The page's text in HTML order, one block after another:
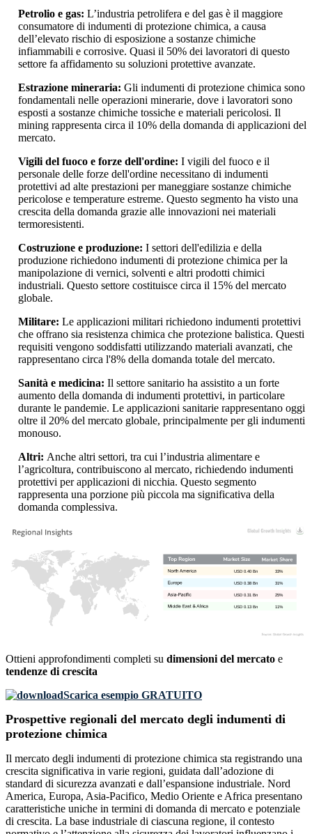
Petrolio e gas: L’industria petrolifera e del gas è il maggiore
consumatore di indumenti di protezione chimica, a causa
dell’elevato rischio di esposizione a sostanze chimiche
infiammabili e corrosive. Quasi il 50% dei lavoratori di questo
settore fa affidamento su soluzioni protettive avanzate.
Estrazione mineraria: Gli indumenti di protezione chimica sono
fondamentali nelle operazioni minerarie, dove i lavoratori sono
esposti a sostanze chimiche tossiche e materiali pericolosi. Il
mining rappresenta circa il 10% della domanda di applicazioni del
mercato.
Vigili del fuoco e forze dell'ordine: I vigili del fuoco e il
personale delle forze dell'ordine necessitano di indumenti
protettivi ad alte prestazioni per maneggiare sostanze chimiche
pericolose e temperature estreme. Questo segmento ha visto una
crescita della domanda grazie alle innovazioni nei materiali
termoresistenti.
Costruzione e produzione: I settori dell'edilizia e della
produzione richiedono indumenti di protezione chimica per la
manipolazione di vernici, solventi e altri prodotti chimici
industriali. Questo settore costituisce circa il 15% del mercato
globale.
Militare: Le applicazioni militari richiedono indumenti protettivi
che offrano sia resistenza chimica che protezione balistica. Questi
requisiti vengono soddisfatti utilizzando materiali avanzati, che
rappresentano circa l'8% della domanda totale del mercato.
Sanità e medicina: Il settore sanitario ha assistito a un forte
aumento della domanda di indumenti protettivi, in particolare
durante le pandemie. Le applicazioni sanitarie rappresentano oggi
oltre il 20% del mercato globale, principalmente per gli indumenti
monouso.
Altri: Anche altri settori, tra cui l’industria alimentare e
l’agricoltura, contribuiscono al mercato, richiedendo indumenti
protettivi per applicazioni di nicchia. Questo segmento
rappresenta una porzione più piccola ma significativa della
domanda complessiva.
11%
USD 0.13 Bn
25%
USD 0.31 Bn
31%
USD 0.38 Bn
33%
USD 0.40 Bn
Ottieni approfondimenti completi su dimensioni del mercato e
tendenze di crescita
Scarica esempio GRATUITO
Prospettive regionali del mercato degli indumenti di
protezione chimica
Il mercato degli indumenti di protezione chimica sta registrando una
crescita significativa in varie regioni, guidata dall’adozione di
standard di sicurezza avanzati e dall’espansione industriale. Nord
America, Europa, Asia-Pacifico, Medio Oriente e Africa presentano
caratteristiche uniche in termini di domanda di mercato e potenziale
di crescita. La base industriale di ciascuna regione, il contesto